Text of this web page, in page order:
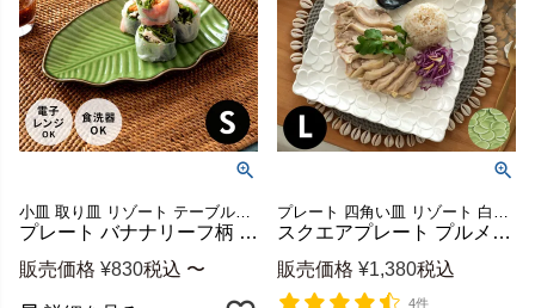
プレート バナナリーフ柄 Sサイズ セット 【1枚/2枚/5枚/10枚】 19cm グリーン 陶器製 食器 プレート リーフプレート 小皿 取り皿 デザート皿 可愛い 家族 来客用 バリ島 リゾート ギフト カフェ レストラン おしゃれ キッチン雑貨 アジアン 雑貨 アジアン雑貨 [66808]
販売価格 ¥830税込 〜
スクエアプレート プルメリアモチーフ Lサイズ 25cm角 ホワイト 陶器製 [pl9-66827 pl9-66828]【 食器 お皿 平皿 正方形 角皿 大皿 中皿 盛り付け皿 パーティ おもてなし お正月 カフェ レストラン おしゃれ キッチン雑貨 アジアン 雑貨 アジアン雑貨 】
販売価格 ¥1,380税込
4件